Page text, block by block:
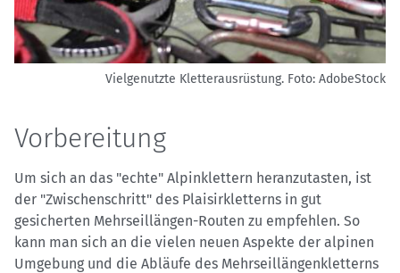
Vielgenutzte Kletterausrüstung. Foto: AdobeStock
Vorbereitung
Um sich an das "echte" Alpinklettern heranzutasten, ist
der "Zwischenschritt" des Plaisirkletterns in gut
gesicherten Mehrseillängen-Routen zu empfehlen. So
kann man sich an die vielen neuen Aspekte der alpinen
Umgebung und die Abläufe des Mehrseillängenkletterns